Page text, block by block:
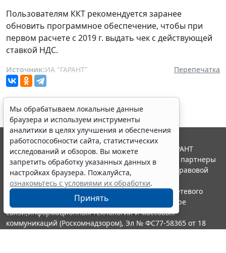
Пользователям ККТ рекомендуется заранее
обновить программное обеспечение, чтобы при
первом расчете с 2019 г. выдать чек с действующей
ставкой НДС.
Источник:ИА "ГАРАНТ" Перепечатка
Мы обрабатываем локальные данные
браузера и используем инструменты
аналитики в целях улучшения и обеспечения
работоспособности сайта, статистических
исследований и обзоров. Вы можете
запретить обработку указанных данных в
настройках браузера. Пожалуйста,
ознакомьтесь с условиями их обработки.
Принять
© ООО "НПП "ГАРАНТ-СЕРВИС", 2026. Система ГАРАНТ
выпускается с 1990 года. Компания "Гарант" и ее партнеры
являются участниками Российской ассоциации правовой
информации ГАРАНТ.
Портал ГАРАНТ.РУ зарегистрирован в качестве сетевого
издания Федеральной службой по надзору в сфере
связи,информационных технологий и массовых
коммуникаций (Роскомнадзором), Эл № ФС77-58365 от 18